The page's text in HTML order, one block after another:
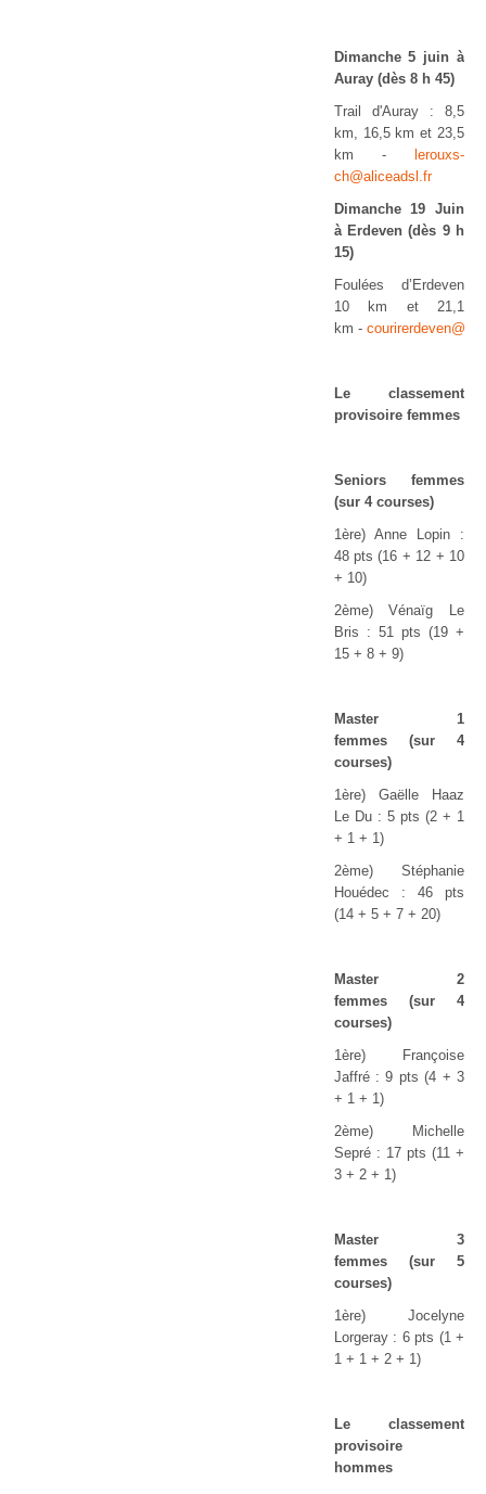
Dimanche 5 juin à
Auray (dès 8 h 45)
Trail d'Auray : 8,5
km, 16,5 km et 23,5
km -
lerouxs-
ch@aliceadsl.fr
Dimanche 19 Juin
à Erdeven (dès 9 h
15)
Foulées d’Erdeven
10 km et 21,1
km -
Le classement
provisoire femmes
Seniors femmes
(sur 4 courses)
1ère) Anne Lopin :
48 pts (16 + 12 + 10
+ 10)
2ème) Vénaïg Le
Bris : 51 pts (19 +
15 + 8 + 9)
Master 1
femmes (sur 4
courses)
1ère) Gaëlle Haaz
Le Du : 5 pts (2 + 1
+ 1 + 1)
2ème) Stéphanie
Houédec : 46 pts
(14 + 5 + 7 + 20)
Master 2
femmes (sur 4
courses)
1ère) Françoise
Jaffré : 9 pts (4 + 3
+ 1 + 1)
2ème) Michelle
Sepré : 17 pts (11 +
3 + 2 + 1)
Master 3
femmes (sur 5
courses)
1ère) Jocelyne
Lorgeray : 6 pts (1 +
1 + 1 + 2 + 1)
Le classement
provisoire
hommes